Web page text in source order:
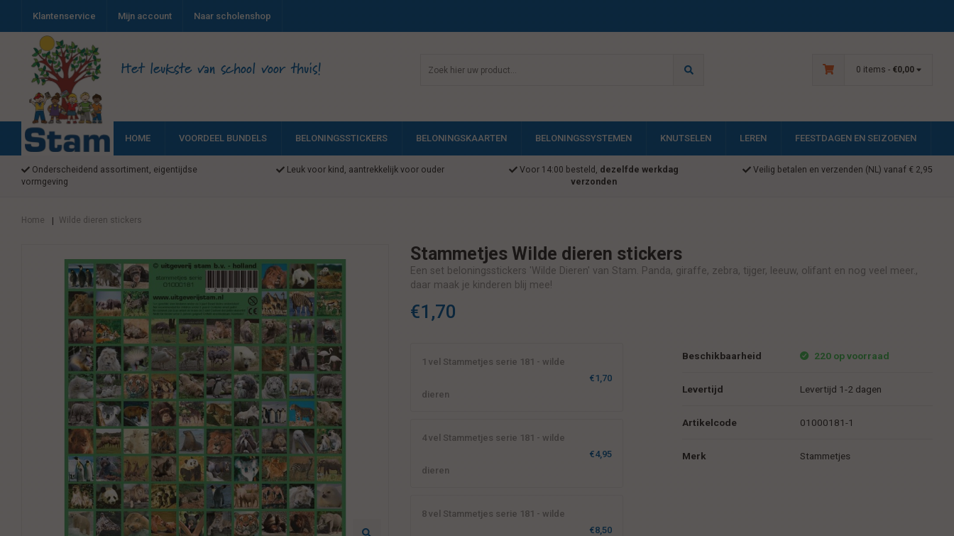
Klantenservice Mijn account Naar scholenshop
Het leukste van school voor thuis! 0 items - €0,00
HOME VOORDEEL BUNDELS BELONINGSSTICKERS BELONINGSKAARTEN BELONINGSSYSTEMEN KNUTSELEN LEREN FEESTDAGEN EN SEIZOENEN
Onderscheidend assortiment, eigentijdse
vormgeving
Leuk voor kind, aantrekkelijk voor ouder Voor 14:00 besteld, dezelfde werkdag
verzonden
Veilig betalen en verzenden (NL) vanaf € 2,95
Home | Wilde dieren stickers
Stammetjes Wilde dieren stickers
Een set beloningsstickers 'Wilde Dieren' van Stam. Panda, giraffe, zebra, tijger, leeuw, olifant en nog veel meer.,
daar maak je kinderen blij mee!
€1,70
1 vel Stammetjes serie 181 - wilde
dieren
€1,70
4 vel Stammetjes serie 181 - wilde
dieren
€4,95
8 vel Stammetjes serie 181 - wilde
€8,50
Beschikbaarheid 220 op voorraad
Levertijd Levertijd 1-2 dagen
Artikelcode 01000181-1
Merk Stammetjes